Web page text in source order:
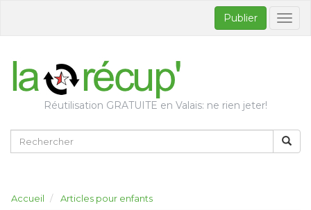
Publier
Réutilisation GRATUITE en Valais: ne rien jeter!
Accueil Articles pour enfants